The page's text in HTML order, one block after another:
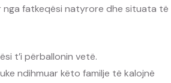
nga fatkeqësi natyrore dhe situata të
t’i përballonin vetë.
ndihmuar këto familje të kalojnë